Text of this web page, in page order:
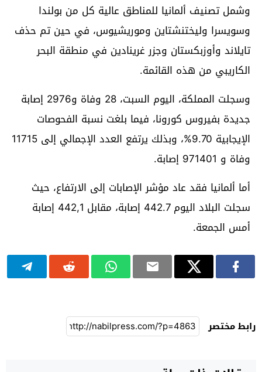
وشمل تصنيف ألمانيا للمناطق عالية كل من بولندا
وسويسرا وليختنشتاين وموريشيوس، في حين تم حذف
تايلاند وأوزبكستان وجزر غرينادين في منطقة البحر
الكاريبي من هذه القائمة.
وسجلت المملكة، اليوم السبت، 28 وفاة و2976 إصابة
جديدة بفيروس كورونا، فيما بلغت نسبة الفحوصات
الإيجابية 9.70%، وبذلك يرتفع العدد الإجمالي إلى 11715
وفاة و 971401 إصابة.
أما ألمانيا فقد عاد مؤشر الإصابات إلى الارتفاع، حيث
سجلت البلاد اليوم 442.7 إصابة، مقابل 442,1 إصابة
أمس الجمعة.
رابط مختصر